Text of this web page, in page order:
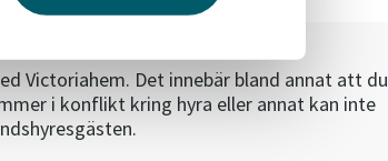
Victoriahem. Det innebär bland annat att du
i konflikt kring hyra eller annat kan inte